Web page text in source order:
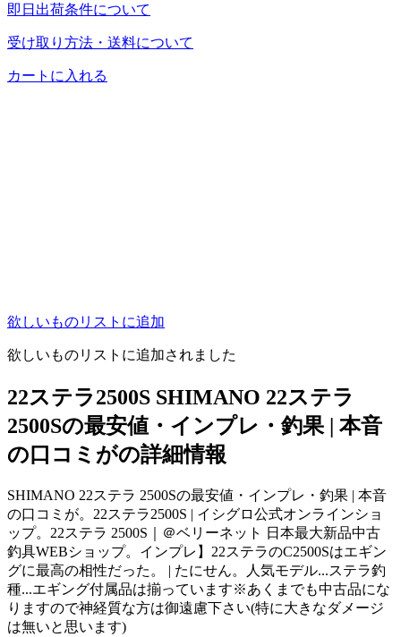
即日出荷条件について
受け取り方法・送料について
カートに入れる
欲しいものリストに追加
欲しいものリストに追加されました
22ステラ2500S SHIMANO 22ステラ
2500Sの最安値・インプレ・釣果 | 本音
の口コミがの詳細情報
SHIMANO 22ステラ 2500Sの最安値・インプレ・釣果 | 本音
の口コミが。22ステラ2500S | イシグロ公式オンラインショ
ップ。22ステラ 2500S｜＠ベリーネット 日本最大新品中古
釣具WEBショップ。インプレ】22ステラのC2500Sはエギン
グに最高の相性だった。 | たにせん。人気モデル...ステラ釣
種...エギング付属品は揃っています※あくまでも中古品にな
りますので神経質な方は御遠慮下さい(特に大きなダメージ
は無いと思います)